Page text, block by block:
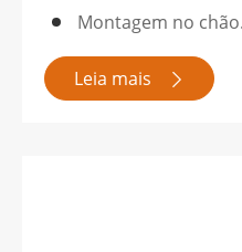
Montagem no chão.
Leia mais 